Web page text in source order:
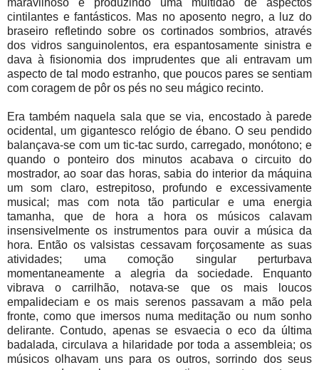
maravilhoso e produzindo uma multidão de aspectos
cintilantes e fantásticos. Mas no aposento negro, a luz do
braseiro refletindo sobre os cortinados sombrios, através
dos vidros sanguinolentos, era espantosamente sinistra e
dava à fisionomia dos imprudentes que ali entravam um
aspecto de tal modo estranho, que poucos pares se sentiam
com coragem de pôr os pés no seu mágico recinto.
Era também naquela sala que se via, encostado à parede
ocidental, um gigantesco relógio de ébano. O seu pendido
balançava-se com um tic-tac surdo, carregado, monótono; e
quando o ponteiro dos minutos acabava o circuito do
mostrador, ao soar das horas, sabia do interior da máquina
um som claro, estrepitoso, profundo e excessivamente
musical; mas com nota tão particular e uma energia
tamanha, que de hora a hora os músicos calavam
insensivelmente os instrumentos para ouvir a música da
hora. Então os valsistas cessavam forçosamente as suas
atividades; uma comoção singular perturbava
momentaneamente a alegria da sociedade. Enquanto
vibrava o carrilhão, notava-se que os mais loucos
empalideciam e os mais serenos passavam a mão pela
fronte, como que imersos numa meditação ou num sonho
delirante. Contudo, apenas se esvaecia o eco da última
badalada, circulava a hilaridade por toda a assembleia; os
músicos olhavam uns para os outros, sorrindo dos seus